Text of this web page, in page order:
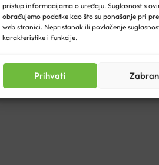
pristup informacijama o uređaju. Suglasnost s
obrađujemo podatke kao što su ponašanje pri
web stranici. Nepristanak ili povlačenje
karakteristike i funkcije.
Prihvati